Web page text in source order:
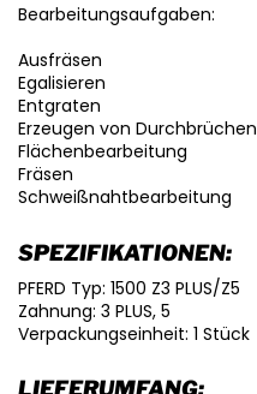
Bearbeitungsaufgaben:
Ausfräsen
Egalisieren
Entgraten
Erzeugen von Durchbrüchen
Flächenbearbeitung
Fräsen
Schweißnahtbearbeitung
SPEZIFIKATIONEN:
PFERD Typ: 1500 Z3 PLUS/Z5
Zahnung: 3 PLUS, 5
Verpackungseinheit: 1 Stück
LIEFERUMFANG: